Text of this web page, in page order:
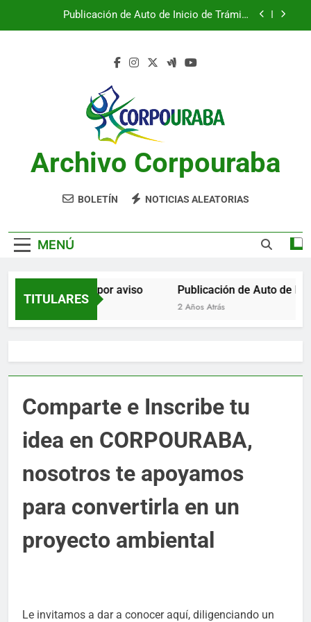
Publicación de Auto de Inicio de Trámite
Notificación por aviso
Publicación de Auto de Inicio de Trámite
Publicación de Auto de Inicio de Trámite
CITACIONES
Archivo Corpouraba
BOLETÍN NOTICIAS ALEATORIAS
MENÚ
TITULARES
Notificación por aviso
2 Años Atrás
Publicación de Auto de
2 Años Atrás
Comparte e Inscribe tu
idea en CORPOURABA,
nosotros te apoyamos
para convertirla en un
proyecto ambiental
Le invitamos a dar a conocer aquí, diligenciando un